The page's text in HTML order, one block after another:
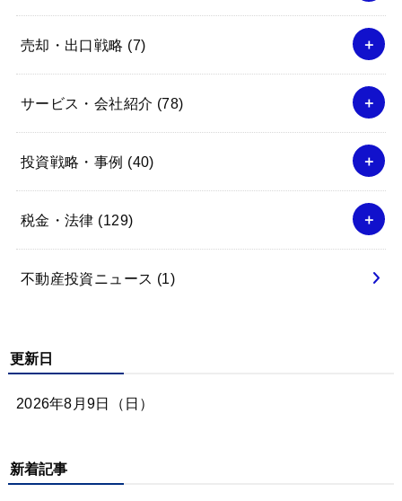
売却・出口戦略 (7)
サービス・会社紹介 (78)
投資戦略・事例 (40)
税金・法律 (129)
不動産投資ニュース (1)
更新日
2026年8月9日（日）
新着記事